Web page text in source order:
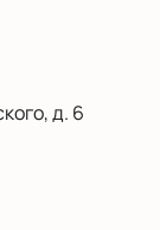
д. 6